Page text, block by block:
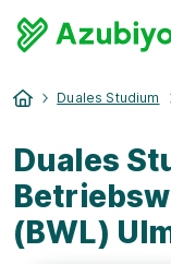
Duales Studium
Duales
(BWL)